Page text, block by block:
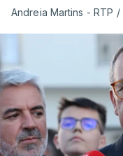
Andreia Martins - RTP /